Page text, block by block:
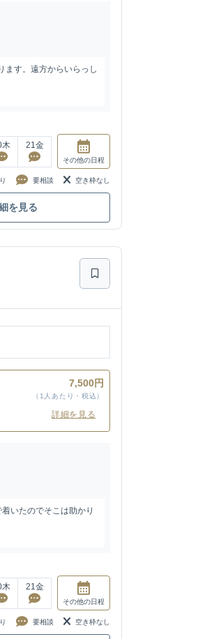
ます。遠方からいらっし
木 21 金
その他の日程
要相談 空き枠なし
を見る
7,500円
（1人あたり・税込）
詳細を見る
いたのでそこは助かり
木 21 金
その他の日程
要相談 空き枠なし